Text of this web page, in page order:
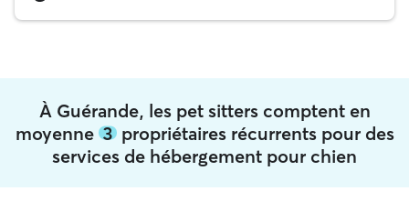
À Guérande, les pet sitters comptent en
moyenne 3propriétaires récurrents pour des
services de hébergement pour chien